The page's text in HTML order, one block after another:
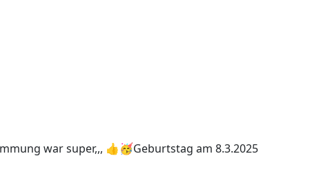
war super,,, 👍🥳Geburtstag am 8.3.2025